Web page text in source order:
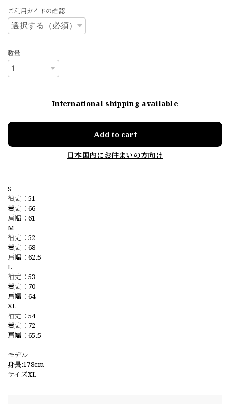
ご利用ガイドの確認
数量
International shipping available
Add to cart
日本国内にお住まいの方向け
S
袖丈：51
着丈：66
肩幅：61
M
袖丈：52
着丈：68
肩幅：62.5
L
袖丈：53
着丈：70
肩幅：64
XL
袖丈：54
着丈：72
肩幅：65.5
モデル
身長:178cm
サイズXL